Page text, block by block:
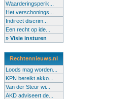
Waarderingsperik...
Het verschonings...
Indirect discrim...
Een recht op ide...
» Visie insturen
Rechtennieuws.nl
Loods mag worden...
KPN bereikt akko...
Van der Steur wi...
AKD adviseert de...